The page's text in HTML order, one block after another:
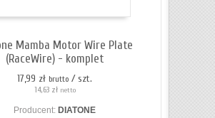
Mamba Motor Wire Plate
(RaceWire) - komplet
17,99 zł brutto / szt.
14,63 zł netto
Producent: DIATONE